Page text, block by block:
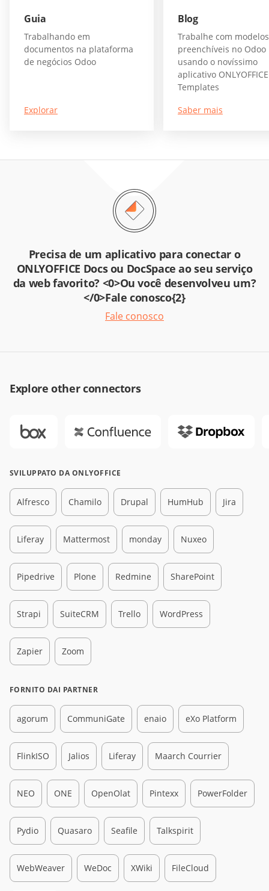
Guia
Trabalhando em
documentos na plataforma
de negócios Odoo
Explorar
Blog
Trabalhe com modelos
preenchíveis no Odoo
usando o novíssimo
aplicativo ONLYOFFICE
Templates
Saber mais
Precisa de um aplicativo para conectar o
ONLYOFFICE Docs ou DocSpace ao seu serviço
da web favorito? <0>Ou você desenvolveu um?
</0>Fale conosco{2}
Fale conosco
Explore other connectors
SVILUPPATO DA ONLYOFFICE
Alfresco Chamilo Drupal HumHub Jira
Liferay Mattermost monday Nuxeo
Pipedrive Plone Redmine SharePoint
Strapi SuiteCRM Trello WordPress
Zapier Zoom
FORNITO DAI PARTNER
agorum CommuniGate enaio eXo Platform
FlinkISO Jalios Liferay Maarch Courrier
NEO ONE OpenOlat Pintexx PowerFolder
Pydio Quasaro Seafile Talkspirit
WebWeaver WeDoc XWiki FileCloud